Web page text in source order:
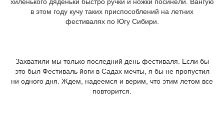
в этом году кучу таких приспособлений на летних
фестивалях по Югу Сибири.
Захватили мы только последний день фестиваля. Если бы
это был Фестиваль йоги в Садах мечты, я бы не пропустил
ни одного дня. Ждем, надеемся и верим, что этим летом все
повторится.